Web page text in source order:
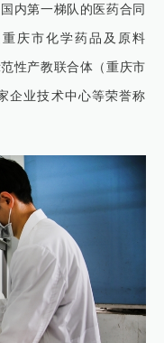
内第一梯队的医药合同
庆市化学药品及原料
性产教联合体（重庆市
企业技术中心等荣誉称